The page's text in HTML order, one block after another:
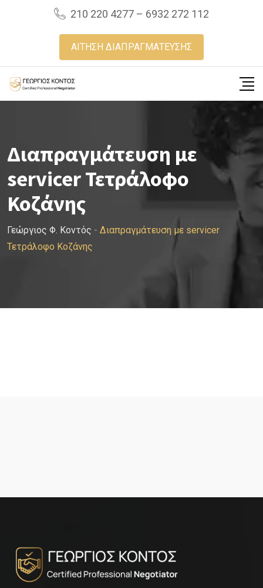
210 220 4277 – 6932 272 112
ΑΙΤΗΣΗ ΔΙΑΠΡΑΓΜΑΤΕΥΣΗΣ
Διαπραγμάτευση με
servicer Τετράλοφο
Κοζάνης
Γεώργιος Φ. Κοντός - Διαπραγμάτευση με servicer
Τετράλοφο Κοζάνης